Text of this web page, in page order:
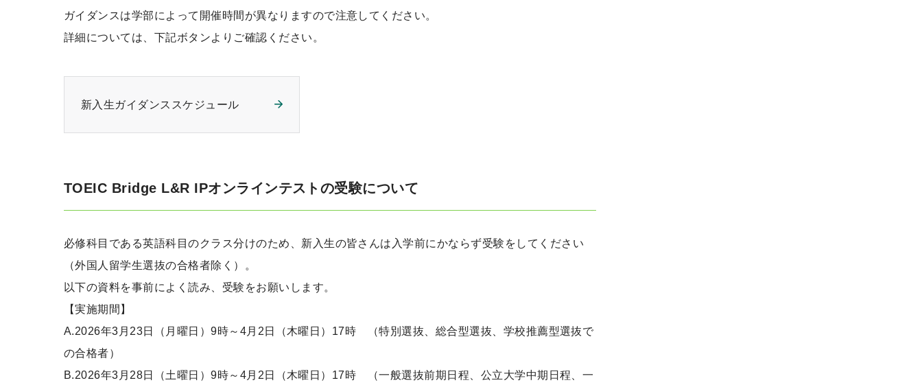
ガイダンスは学部によって開催時間が異なりますので注意してください。
詳細については、下記ボタンよりご確認ください。
新入生ガイダンススケジュール
TOEIC Bridge L&R IPオンラインテストの受験について
必修科目である英語科目のクラス分けのため、新入生の皆さんは入学前にかならず受験をしてください
（外国人留学生選抜の合格者除く）。
以下の資料を事前によく読み、受験をお願いします。
【実施期間】
A.2026年3月23日（月曜日）9時～4月2日（木曜日）17時 （特別選抜、総合型選抜、学校推薦型選抜で
の合格者）
B.2026年3月28日（土曜日）9時～4月2日（木曜日）17時 （一般選抜前期日程、公立大学中期日程、一